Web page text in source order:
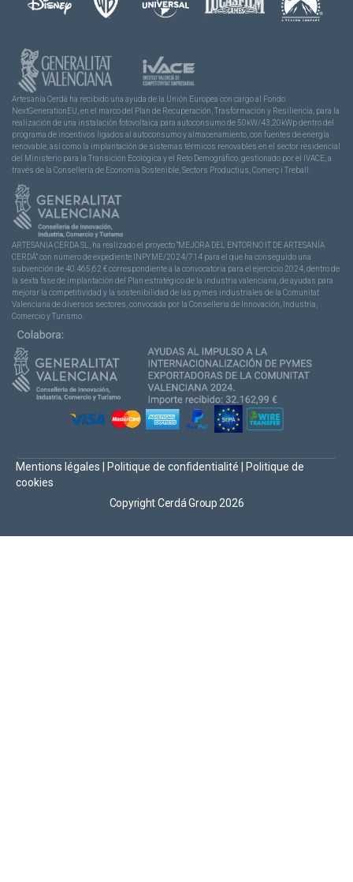
Artesanía Cerdá ha recibido una ayuda de la Unión Europea con cargo al Fondo
NextGenerationEU, en el marco del Plan de Recuperación, Trasformación y Resiliencia, para la
realización de una instalación fotovoltaica para autoconsumo de 50kW/43,20kWp dentro del
programa de incentivos ligados al autoconsumo y almacenamiento, con fuentes de energía
renovable, así como la implantación de sistemas térmicos renovables en el sector residencial
del Ministerio para la Transición Ecológica y el Reto Demográfico, gestionado por el IVACE, a
través de la Consellería de Economía Sostenible, Sectors Productius, Comerç i Treball.
ARTESANIA CERDA SL, ha realizado el proyecto “MEJORA DEL ENTORNO IT DE ARTESANÍA
CERDÁ” con número de expediente INPYME/2024/714 para el que ha conseguido una
subvención de 40.465,62 € correspondiente a la convocatoria para el ejercicio 2024, dentro de
la sexta fase de implantación del Plan estratégico de la industria valenciana, de ayudas para
mejorar la competitividad y la sostenibilidad de las pymes industriales de la Comunitat
Valenciana de diversos sectores, convocada por la Conselleria de Innovación, Industria,
Comercio y Turismo.
Copyright Cerdá Group 2026
Mentions légales Politique de confidentialité
Politique de
cookies